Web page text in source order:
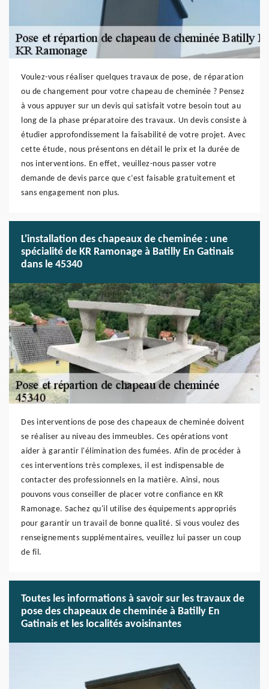
Voulez-vous réaliser quelques travaux de pose, de réparation
ou de changement pour votre chapeau de cheminée ? Pensez
à vous appuyer sur un devis qui satisfait votre besoin tout au
long de la phase préparatoire des travaux. Un devis consiste à
étudier approfondissement la faisabilité de votre projet. Avec
cette étude, nous présentons en détail le prix et la durée de
nos interventions. En effet, veuillez-nous passer votre
demande de devis parce que c’est faisable gratuitement et
sans engagement non plus.
L'installation des chapeaux de cheminée : une
spécialité de KR Ramonage à Batilly En Gatinais
dans le 45340
Des interventions de pose des chapeaux de cheminée doivent
se réaliser au niveau des immeubles. Ces opérations vont
aider à garantir l'élimination des fumées. Afin de procéder à
ces interventions très complexes, il est indispensable de
contacter des professionnels en la matière. Ainsi, nous
pouvons vous conseiller de placer votre confiance en KR
Ramonage. Sachez qu'il utilise des équipements appropriés
pour garantir un travail de bonne qualité. Si vous voulez des
renseignements supplémentaires, veuillez lui passer un coup
de fil.
Toutes les informations à savoir sur les travaux de
pose des chapeaux de cheminée à Batilly En
Gatinais et les localités avoisinantes